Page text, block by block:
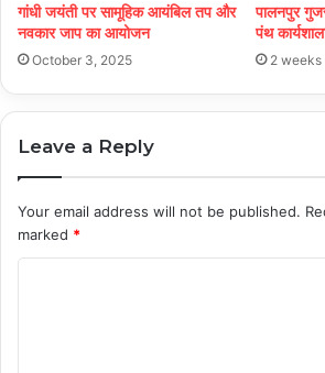
गांधी जयंती पर सामूहिक आयंबिल तप और
नवकार जाप का आयोजन
October 3, 2025
पालनपुर
पंथ
2 weeks
Leave a Reply
Your email address will not be published.
marked *